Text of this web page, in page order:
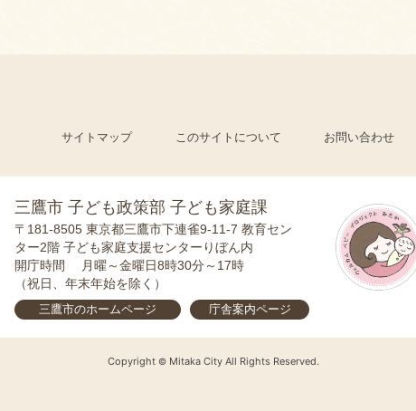
サイトマップ このサイトについて お問い合わせ
三鷹市 子ども政策部 子ども家庭課
〒181-8505 東京都三鷹市下連雀9-11-7 教育セン
ター2階 子ども家庭支援センターりぼん内
開庁時間
月曜～金曜日8時30分～17時
（祝日、年末年始を除く）
三鷹市のホームページ 庁舎案内ページ
Copyright © Mitaka City All Rights Reserved.